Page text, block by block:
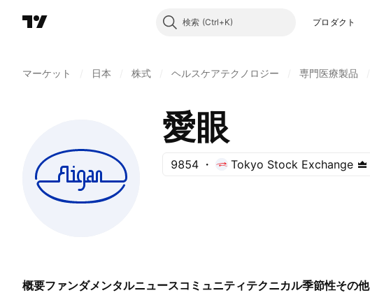
検索 プロダクト
マーケット 日本 株式 ヘルスケアテクノロジー 専門医療製品
愛眼
9854 Tokyo Stock Exchange
概要ファンダメンタルニュースコミュニティテクニカル季節性その他